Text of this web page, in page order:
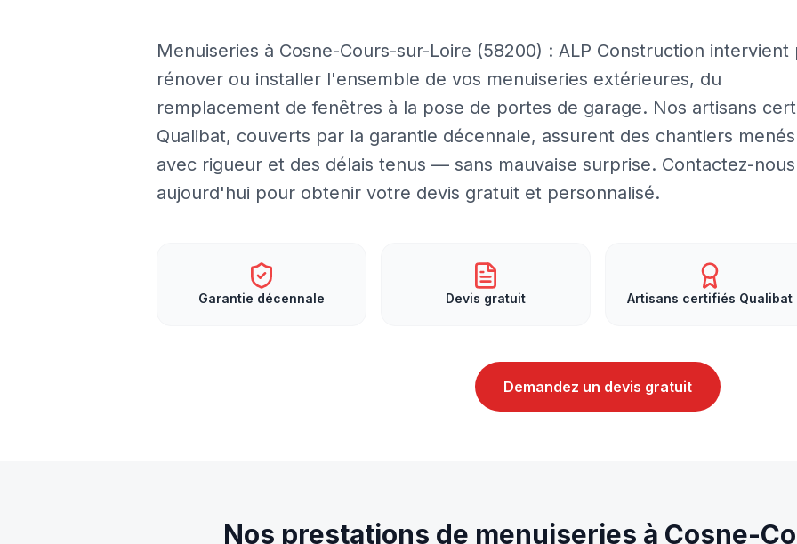
Menuiseries à Cosne-Cours-sur-Loire (58200) : ALP Construction intervient
rénover ou installer l'ensemble de vos menuiseries extérieures, du
remplacement de fenêtres à la pose de portes de garage. Nos artisans
Qualibat, couverts par la garantie décennale, assurent des chantiers menés
avec rigueur et des délais tenus — sans mauvaise surprise. Contactez-
aujourd'hui pour obtenir votre devis gratuit et personnalisé.
Garantie décennale Devis gratuit Artisans certifiés Qualibat
Demandez un devis gratuit
Nos prestations de menuiseries à Cosne-